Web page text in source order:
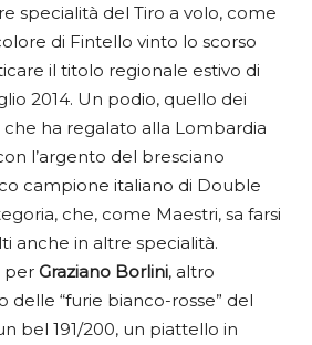
specialità del Tiro a volo, come
di Fintello vinto lo scorso
il titolo regionale estivo di
2014. Un podio, quello dei
ha regalato alla Lombardia
l’argento del bresciano
campione italiano di Double
che, come Maestri, sa farsi
anche in altre specialità.
per Graziano Borlini, altro
delle “furie bianco-rosse” del
bel 191/200, un piattello in